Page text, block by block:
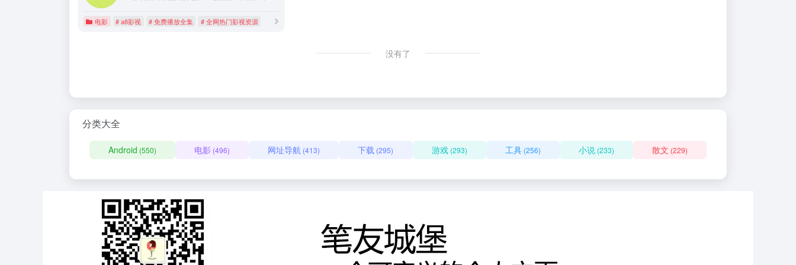
电影 # a8影视 # 免费播放全集 # 全网热门影视资源
没有了
分类大全
Android (550) 电影 (496) 网址导航 (413) 下载 (295) 游戏(293) 工具(256) 小说(233) 散文 (229)